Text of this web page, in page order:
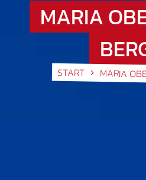
MARIA
START MARIA